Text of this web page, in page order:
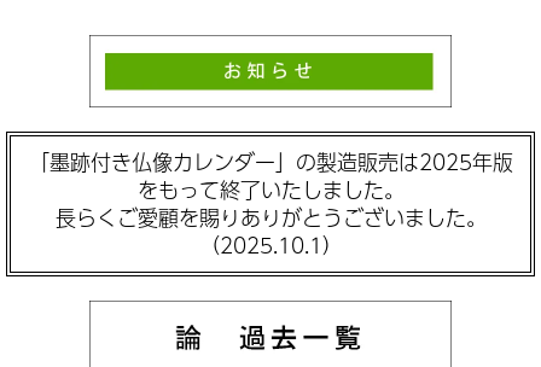
「墨跡付き仏像カレンダー」の製造販売は2025年版
をもって終了いたしました。
長らくご愛顧を賜りありがとうございました。
（2025.10.1）